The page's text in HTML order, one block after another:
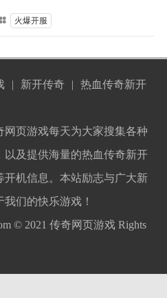
火爆开服
| 新开传奇 |
热血传奇新开
页游戏每天为大家搜集各种
及提供海量的热血传奇新开
机信息。本站励志与广大新
们的快乐游戏！
© 2021 传奇网页游戏 Rights